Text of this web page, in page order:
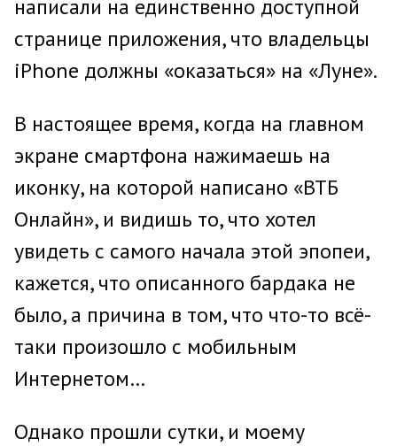
написали на единственно доступной
странице приложения, что владельцы
iPhone должны «оказаться» на «Луне».
В настоящее время, когда на главном
экране смартфона нажимаешь на
иконку, на которой написано «ВТБ
Онлайн», и видишь то, что хотел
увидеть с самого начала этой эпопеи,
кажется, что описанного бардака не
было, а причина в том, что что-то всё-
таки произошло с мобильным
Интернетом…
Однако прошли сутки, и моему